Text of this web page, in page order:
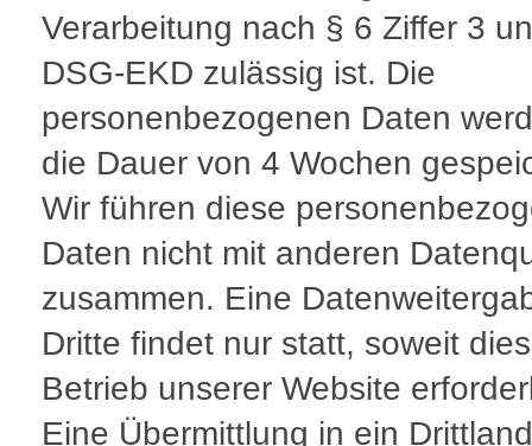
Verarbeitung nach § 6 Ziffer 3
DSG-EKD zulässig ist. Die
personenbezogenen Daten
die Dauer von 4 Wochen
Wir führen diese
Daten nicht mit anderen
zusammen. Eine
Dritte findet nur statt, soweit
Betrieb unserer Website
Eine Übermittlung in ein